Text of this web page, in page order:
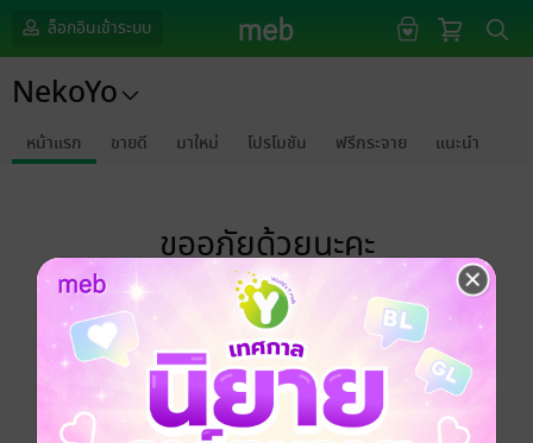
ล็อกอินเข้าระบบ
NekoYo
หน้าแรก ขายดี มาใหม่ โปรโมชัน ฟรีกระจาย แนะนำ
ขออภัยด้วยนะคะ
ไม่พบข้อมูลในหัวข้อที่คุณกำลังชมค่ะ